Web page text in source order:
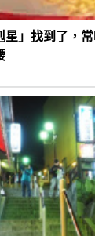
星」找到了，